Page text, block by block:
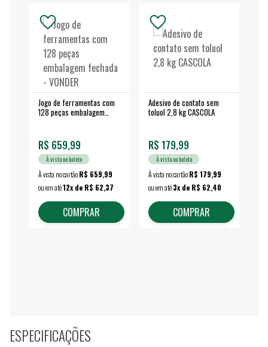
Jogo de ferramentas com
128 peças embalagem
R$ 659,99
À vista no boleto
À vista no cartãoR$ 659,99
ou em até12x de R$ 62,37
COMPRAR
Adesivo de contato sem
toluol 2,8 kg CASCOLA
R$ 179,99
À vista no boleto
À vista no cartãoR$ 179,99
ou em até3x de R$ 62,40
COMPRAR
ESPECIFICAÇÕES